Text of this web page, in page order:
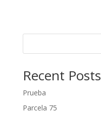
Recent Posts
Prueba
Parcela 75